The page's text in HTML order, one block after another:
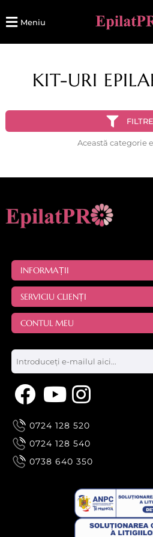
Meniu
KIT-URI
FILTRE
Această categorie
INFORMAȚII
SERVICIU CLIENȚI
CONTUL MEU
0724 128 520
0724 128 540
0738 640 350